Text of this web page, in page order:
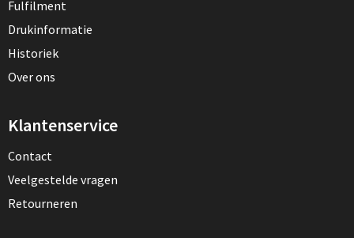
Fulfilment
Drukinformatie
Historiek
Over ons
Klantenservice
Contact
Veelgestelde vragen
Retourneren